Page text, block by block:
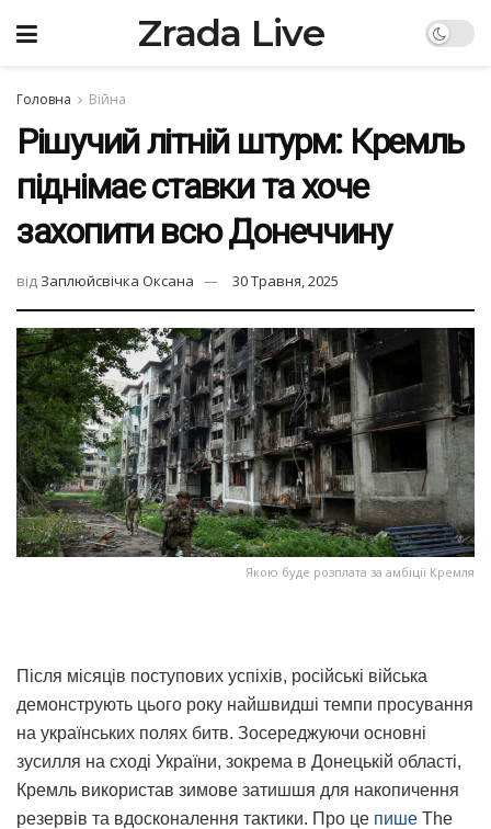
Zrada Live
Головна Війна
Рішучий літній штурм: Кремль
піднімає ставки та хоче
захопити всю Донеччину
від Заплюйсвічка Оксана 30 Травня, 2025
Якою буде розплата за амбіції Кремля
Після місяців поступових успіхів, російські війська
демонструють цього року найшвидші темпи просування
на українських полях битв. Зосереджуючи основні
зусилля на сході України, зокрема в Донецькій області,
Кремль використав зимове затишшя для накопичення
резервів та вдосконалення тактики. Про це пише The